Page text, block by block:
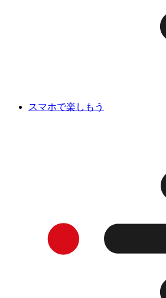
スマホで楽しもう